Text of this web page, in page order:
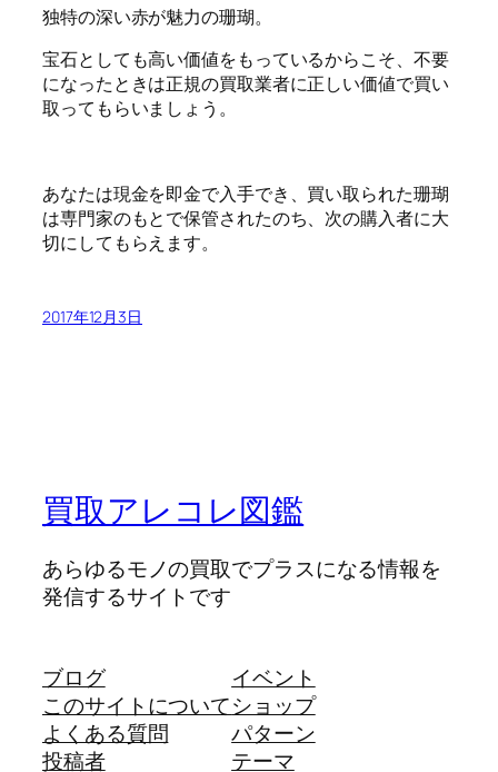
独特の深い赤が魅力の珊瑚。
宝石としても高い価値をもっているからこそ、不要
になったときは正規の買取業者に正しい価値で買い
取ってもらいましょう。
あなたは現金を即金で入手でき、買い取られた珊瑚
は専門家のもとで保管されたのち、次の購入者に大
切にしてもらえます。
2017年12月3日
買取アレコレ図鑑
あらゆるモノの買取でプラスになる情報を
発信するサイトです
ブログ
このサイトについて
よくある質問
投稿者
イベント
ショップ
パターン
テーマ